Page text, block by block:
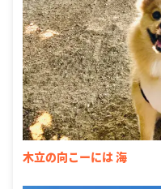
木立の向こーには 海